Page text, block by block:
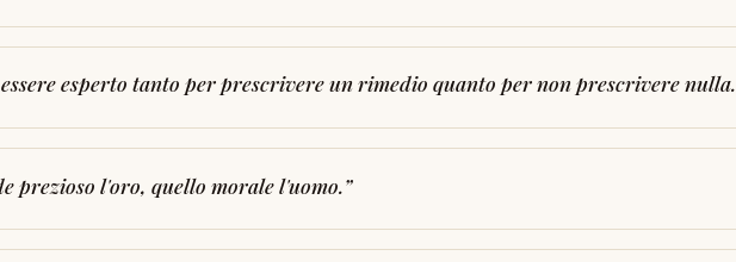
essere esperto tanto per prescrivere un rimedio quanto per non prescrivere nulla.
prezioso l'oro, quello morale l'uomo.”